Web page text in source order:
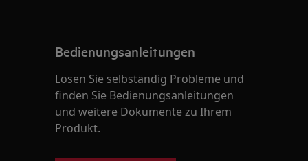
Bedienungsanleitungen
Lösen Sie selbständig Probleme und
finden Sie Bedienungsanleitungen
und weitere Dokumente zu Ihrem
Produkt.